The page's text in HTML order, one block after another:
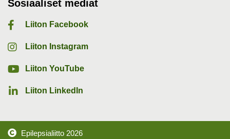
Sosiaaliset mediat
Liiton Facebook
Liiton Instagram
Liiton YouTube
Liiton LinkedIn
Epilepsialiitto 2026